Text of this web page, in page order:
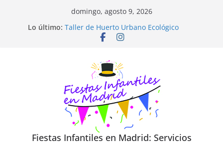
domingo, agosto 9, 2026
Lo último: Taller de Huerto Urbano Ecológico
TALLER FOTOGRAFÍA LA NATURALEZA
Trivial Virtual para niños
Fiestas Infantiles en Madrid: Servicios